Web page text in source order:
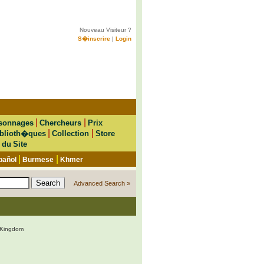
Nouveau Visiteur ?
S�inscrire | Login
|Chercheurs |Prix
|Collection
Store
du Site
|Burmese Khmer
Advanced Search »